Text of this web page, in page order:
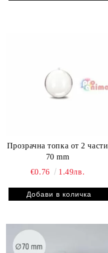
Прозрачна топка от 2 части
70 mm
€0.76
1.49лв.